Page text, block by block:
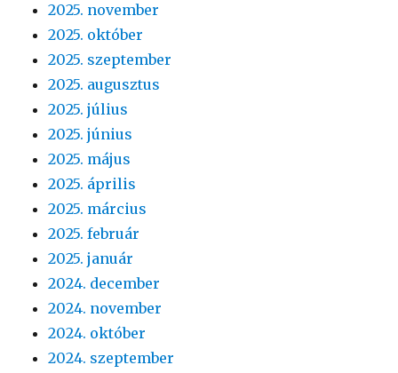
2025. november
2025. október
2025. szeptember
2025. augusztus
2025. július
2025. június
2025. május
2025. április
2025. március
2025. február
2025. január
2024. december
2024. november
2024. október
2024. szeptember